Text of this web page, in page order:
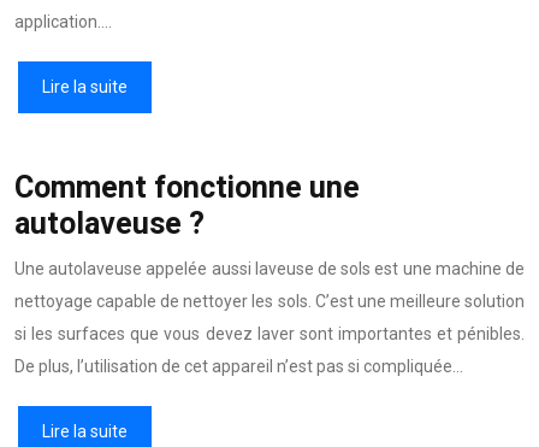
application….
Lire la suite
Comment fonctionne une
autolaveuse ?
Une autolaveuse appelée aussi laveuse de sols est une machine de
nettoyage capable de nettoyer les sols. C’est une meilleure solution
si les surfaces que vous devez laver sont importantes et pénibles.
De plus, l’utilisation de cet appareil n’est pas si compliquée…
Lire la suite